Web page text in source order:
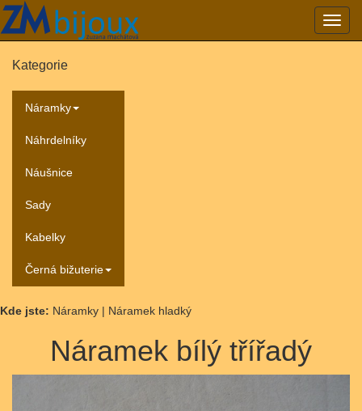
Kategorie
Náramky
Náhrdelníky
Náušnice
Sady
Kabelky
Černá bižuterie
Kde jste: Náramky | Náramek hladký
Náramek bílý třířadý